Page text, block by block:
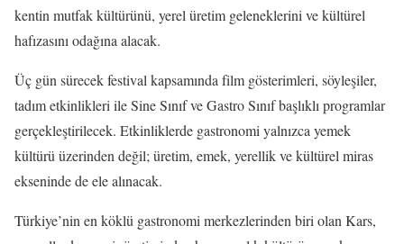
kentin mutfak kültürünü, yerel üretim geleneklerini ve kültürel
hafızasını odağına alacak.
Üç gün sürecek festival kapsamında film gösterimleri, söyleşiler,
tadım etkinlikleri ile Sine Sınıf ve Gastro Sınıf başlıklı programlar
gerçekleştirilecek. Etkinliklerde gastronomi yalnızca yemek
kültürü üzerinden değil; üretim, emek, yerellik ve kültürel miras
ekseninde de ele alınacak.
Türkiye’nin en köklü gastronomi merkezlerinden biri olan Kars,